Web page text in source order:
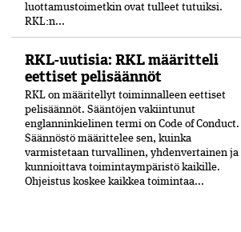
luottamustoimetkin ovat tulleet tutuiksi.
RKL:n...
RKL-uutisia: RKL määritteli
eettiset pelisäännöt
RKL on määritellyt toiminnalleen eettiset
peli­säännöt. Sääntöjen vakiintunut
englanninkielinen termi on Code of Conduct.
Säännöstö määrittelee sen, kuinka
varmistetaan turvallinen, yhdenvertainen ja
kun­nioittava toimintaympäristö kaikille.
Ohjeistus koskee kaikkea toimintaa...